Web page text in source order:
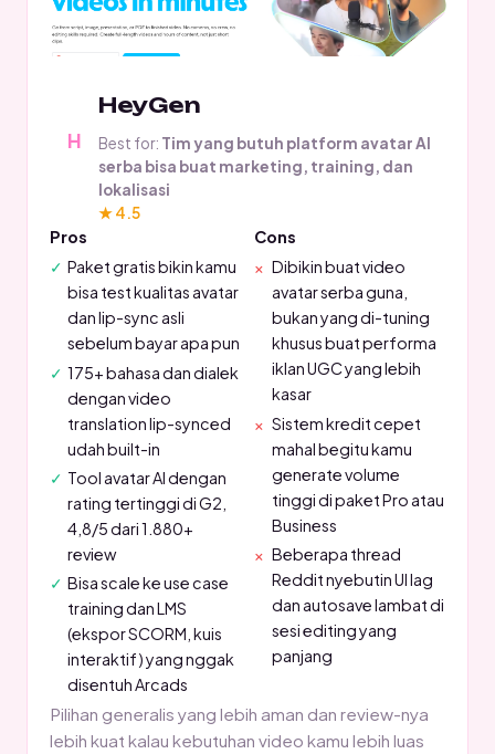
HeyGen
Best for: Tim yang butuh platform avatar AI
serba bisa buat marketing, training, dan
lokalisasi
★ 4.5
Pros
Paket gratis bikin kamu
bisa test kualitas avatar
dan lip-sync asli
sebelum bayar apa pun
175+ bahasa dan dialek
dengan video
translation lip-synced
udah built-in
Tool avatar AI dengan
rating tertinggi di G2,
4,8/5 dari 1.880+
review
Bisa scale ke use case
training dan LMS
(ekspor SCORM, kuis
interaktif) yang nggak
disentuh Arcads
Cons
Dibikin buat video
avatar serba guna,
bukan yang di-tuning
khusus buat performa
iklan UGC yang lebih
kasar
Sistem kredit cepet
mahal begitu kamu
generate volume
tinggi di paket Pro atau
Business
Beberapa thread
Reddit nyebutin UI lag
dan autosave lambat di
sesi editing yang
panjang
Pilihan generalis yang lebih aman dan review-nya
lebih kuat kalau kebutuhan video kamu lebih luas